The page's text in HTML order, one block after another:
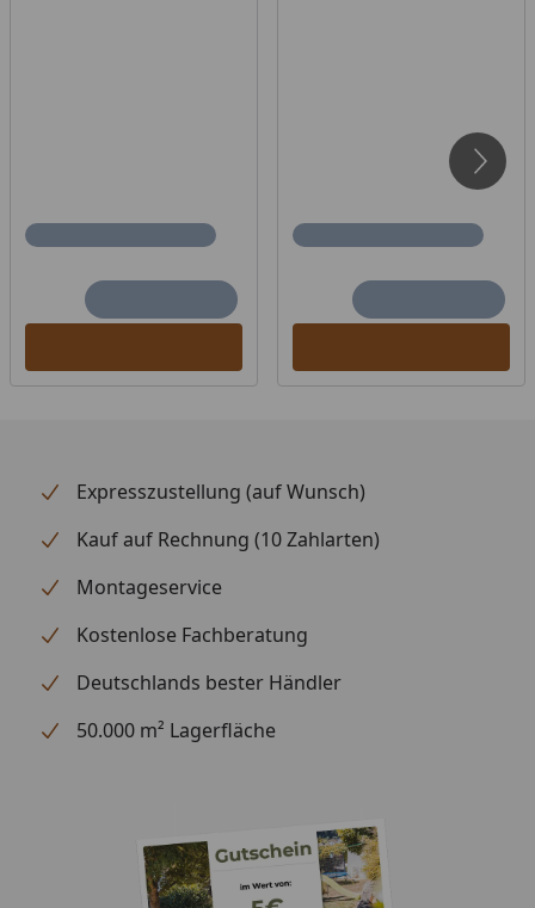
Wandelemente
40 mm Blockbohlen
Infrarotbereich
A: 18 %
B: 56 %
T x H)
Garantie
Informationen zu den
Montage
Montage zum günstigen
Festpreis möglich
oder
Sorglos-Paket mit Montage
Expresszustellung (auf Wunsch)
Kauf auf Rechnung (10 Zahlarten)
Montageservice
Kostenlose Fachberatung
Deutschlands bester Händler
50.000 m² Lagerfläche